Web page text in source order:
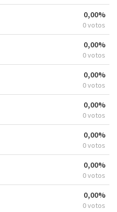
0,00%
0 votos
0,00%
0 votos
0,00%
0 votos
0,00%
0 votos
0,00%
0 votos
0,00%
0 votos
0,00%
0 votos